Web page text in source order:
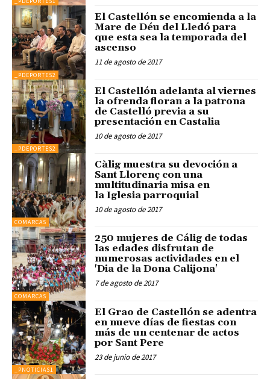
_PDEPORTES2
El Castellón se encomienda a la
Mare de Déu del Lledó para
que esta sea la temporada del
ascenso
11 de agosto de 2017
_PDEPORTES2
El Castellón adelanta al viernes
la ofrenda floran a la patrona
de Castelló previa a su
presentación en Castalia
10 de agosto de 2017
COMARCAS
Càlig muestra su devoción a
Sant Llorenç con una
multitudinaria misa en
la Iglesia parroquial
10 de agosto de 2017
COMARCAS
250 mujeres de Cálig de todas
las edades disfrutan de
numerosas actividades en el
'Dia de la Dona Calijona'
7 de agosto de 2017
_PNOTICIAS1
El Grao de Castellón se adentra
en nueve días de fiestas con
más de un centenar de actos
por Sant Pere
23 de junio de 2017